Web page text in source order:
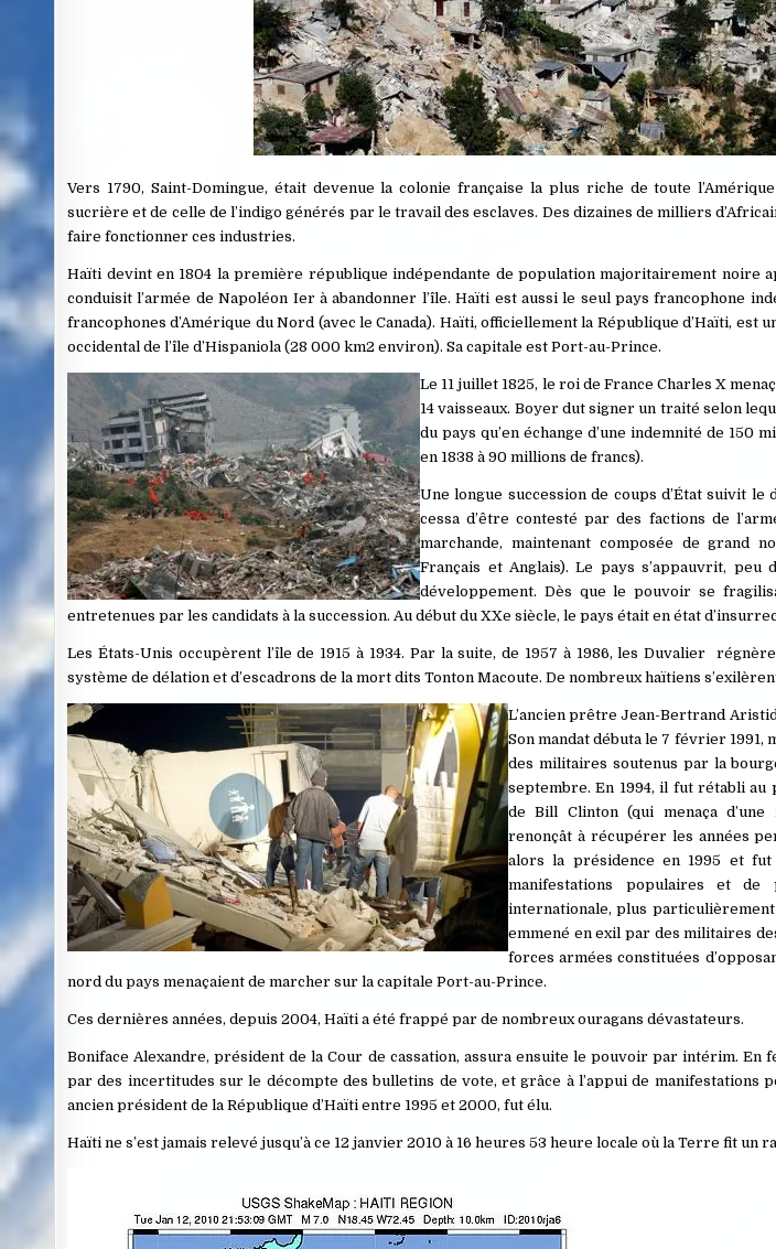
Vers 1790, Saint-Domingue, était devenue la colonie française la plus riche de toute
sucrière et de celle de l’indigo générés par le travail des esclaves. Des dizaines de milliers
faire fonctionner ces industries.
Haïti devint en 1804 la première république indépendante de population majoritairement noire
conduisit l’armée de Napoléon Ier à abandonner l’île. Haïti est aussi le seul pays francophone
francophones d’Amérique du Nord (avec le Canada). Haïti, officiellement la République d’Haïti, est
occidental de l’île d’Hispaniola (28 000 km2 environ). Sa capitale est Port-au-Prince.
Le 11 juillet 1825, le roi de France Charles X
14 vaisseaux. Boyer dut signer un traité selon
du pays qu’en échange d’une indemnité de 150
en 1838 à 90 millions de francs).
Une longue succession de coups d’État suivit
cessa d’être contesté par des factions de
marchande, maintenant composée de grand
Français et Anglais). Le pays s’appauvrit, peu
développement. Dès que le pouvoir se
entretenues par les candidats à la succession. Au début du XXe siècle, le pays était en état
Les États-Unis occupèrent l’île de 1915 à 1934. Par la suite, de 1957 à 1986, les Duvalier
système de délation et d’escadrons de la mort dits Tonton Macoute. De nombreux haïtiens
L’ancien prêtre Jean-Bertrand
Son mandat débuta le 7 février 1991,
des militaires soutenus par la
septembre. En 1994, il fut rétabli au
de Bill Clinton (qui menaça
renonçât à récupérer les années
alors la présidence en 1995 et
manifestations populaires et de
internationale, plus
emmené en exil par des militaires
forces armées constituées
nord du pays menaçaient de marcher sur la capitale Port-au-Prince.
Ces dernières années, depuis 2004, Haïti a été frappé par de nombreux ouragans dévastateurs.
Boniface Alexandre, président de la Cour de cassation, assura ensuite le pouvoir par intérim. En
par des incertitudes sur le décompte des bulletins de vote, et grâce à l’appui de manifestations
ancien président de la République d’Haïti entre 1995 et 2000, fut élu.
Haïti ne s’est jamais relevé jusqu’à ce 12 janvier 2010 à 16 heures 53 heure locale où la Terre fit un